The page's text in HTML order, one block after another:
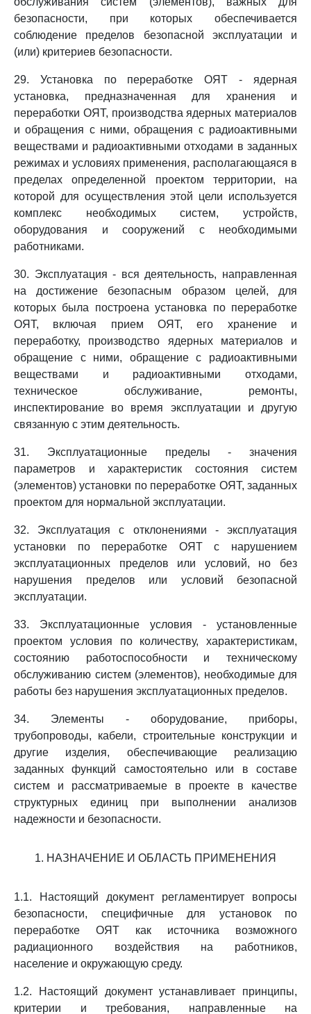
безопасности, при которых обеспечивается
соблюдение пределов безопасной эксплуатации и
(или) критериев безопасности.
29. Установка по переработке ОЯТ - ядерная
установка, предназначенная для хранения и
переработки ОЯТ, производства ядерных материалов
и обращения с ними, обращения с радиоактивными
веществами и радиоактивными отходами в заданных
режимах и условиях применения, располагающаяся в
пределах определенной проектом территории, на
которой для осуществления этой цели используется
комплекс необходимых систем, устройств,
оборудования и сооружений с необходимыми
работниками.
30. Эксплуатация - вся деятельность, направленная
на достижение безопасным образом целей, для
которых была построена установка по переработке
ОЯТ, включая прием ОЯТ, его хранение и
переработку, производство ядерных материалов и
обращение с ними, обращение с радиоактивными
веществами и радиоактивными отходами,
техническое обслуживание, ремонты,
инспектирование во время эксплуатации и другую
связанную с этим деятельность.
31. Эксплуатационные пределы - значения
параметров и характеристик состояния систем
(элементов) установки по переработке ОЯТ, заданных
проектом для нормальной эксплуатации.
32. Эксплуатация с отклонениями - эксплуатация
установки по переработке ОЯТ с нарушением
эксплуатационных пределов или условий, но без
нарушения пределов или условий безопасной
эксплуатации.
33. Эксплуатационные условия - установленные
проектом условия по количеству, характеристикам,
состоянию работоспособности и техническому
обслуживанию систем (элементов), необходимые для
работы без нарушения эксплуатационных пределов.
34. Элементы - оборудование, приборы,
трубопроводы, кабели, строительные конструкции и
другие изделия, обеспечивающие реализацию
заданных функций самостоятельно или в составе
систем и рассматриваемые в проекте в качестве
структурных единиц при выполнении анализов
надежности и безопасности.
1. НАЗНАЧЕНИЕ И ОБЛАСТЬ ПРИМЕНЕНИЯ
1.1. Настоящий документ регламентирует вопросы
безопасности, специфичные для установок по
переработке ОЯТ как источника возможного
радиационного воздействия на работников,
население и окружающую среду.
1.2. Настоящий документ устанавливает принципы,
критерии и требования, направленные на